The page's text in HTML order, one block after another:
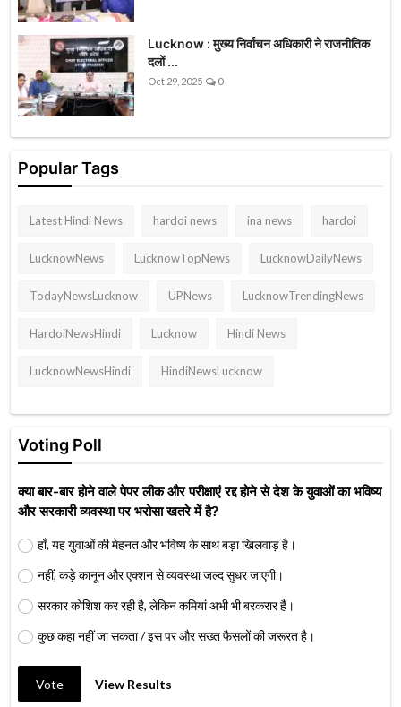
Lucknow : मुख्य निर्वाचन अधिकारी ने राजनीतिक
दलों ...
Oct 29, 2025 0
Popular Tags
Latest Hindi News hardoi news ina news hardoi
LucknowNews LucknowTopNews LucknowDailyNews
TodayNewsLucknow UPNews LucknowTrendingNews
HardoiNewsHindi Lucknow Hindi News
LucknowNewsHindi HindiNewsLucknow
Voting Poll
क्या बार-बार होने वाले पेपर लीक और परीक्षाएं रद्द होने से देश के युवाओं का भविष्य
और सरकारी व्यवस्था पर भरोसा खतरे में है?
हाँ, यह युवाओं की मेहनत और भविष्य के साथ बड़ा खिलवाड़ है।
नहीं, कड़े कानून और एक्शन से व्यवस्था जल्द सुधर जाएगी।
सरकार कोशिश कर रही है, लेकिन कमियां अभी भी बरकरार हैं।
कुछ कहा नहीं जा सकता / इस पर और सख्त फैसलों की जरूरत है।
Vote View Results